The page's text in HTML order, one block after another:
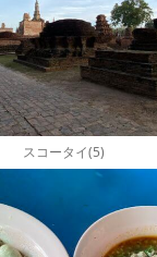
スコータイ(5)